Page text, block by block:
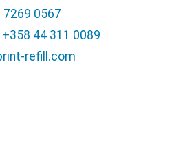
7269 0567
44 311 0089
refill.com